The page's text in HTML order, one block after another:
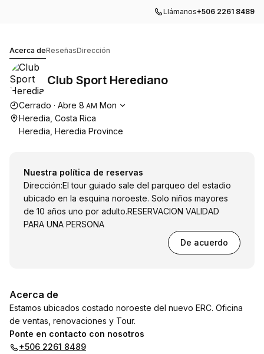
Llámanos+506 2261 8489
Acerca deReseñasDirección
Club Sport Herediano
Horario de apertura
Cerrado · Abre 8 AM Mon
Heredia, Costa Rica
Heredia, Heredia Province
Nuestra política de reservas
Dirección:El tour guiado sale del parqueo del estadio
ubicado en la esquina noroeste. Solo niños mayores
de 10 años uno por adulto.RESERVACION VALIDAD
PARA UNA PERSONA
De acuerdo
Acerca de
Estamos ubicados costado noroeste del nuevo ERC. Oficina
de ventas, renovaciones y Tour.
Ponte en contacto con nosotros
+506 2261 8489